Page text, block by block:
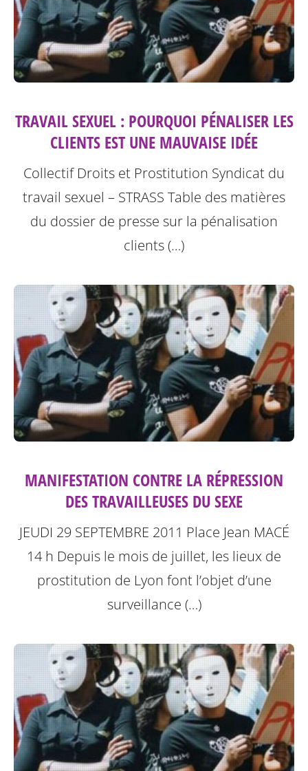
TRAVAIL SEXUEL : POURQUOI PÉNALISER LES
CLIENTS EST UNE MAUVAISE IDÉE
Collectif Droits et Prostitution Syndicat du
travail sexuel – STRASS Table des matières
du dossier de presse sur la pénalisation
clients (…)
MANIFESTATION CONTRE LA RÉPRESSION
DES TRAVAILLEUSES DU SEXE
JEUDI 29 SEPTEMBRE 2011 Place Jean MACÉ
14 h Depuis le mois de juillet, les lieux de
prostitution de Lyon font l’objet d’une
surveillance (…)